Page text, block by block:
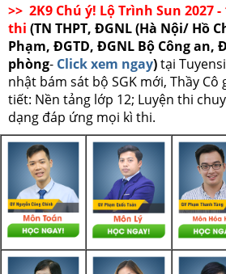
>> 2K9 Chú ý! Lộ Trình Sun 2027
thi (TN THPT, ĐGNL (Hà Nội/ Hồ
Phạm, ĐGTD, ĐGNL Bộ Công an,
phòng- Click xem ngay)tại
nhật bám sát bộ SGK mới, Thầy Cô
tiết: Nền tảng lớp 12; Luyện thi
dạng đáp ứng mọi kì thi.